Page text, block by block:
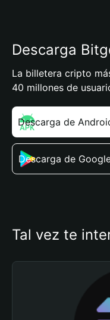
Descarga
La billetera cripto
40 millones de
Descarga de
Descarga de
Tal vez te